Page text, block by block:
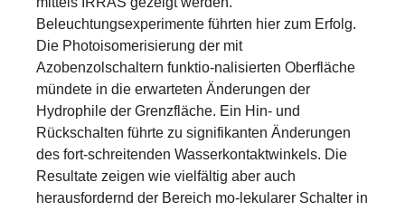
Beleuchtungsexperimente führten hier zum Erfolg.
Die Photoisomerisierung der mit
Azobenzolschaltern funktio-nalisierten Oberfläche
mündete in die erwarteten Änderungen der
Hydrophile der Grenzfläche. Ein Hin- und
Rückschalten führte zu signifikanten Änderungen
des fort-schreitenden Wasserkontaktwinkels. Die
Resultate zeigen wie vielfältig aber auch
herausfordernd der Bereich mo-lekularer Schalter in